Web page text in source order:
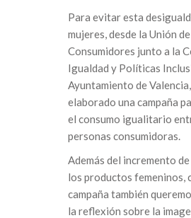
Para evitar esta
mujeres, desde la Unión de
Consumidores junto a la
Igualdad y Políticas
Ayuntamiento de
elaborado una campaña
el consumo igualitario
personas consumidoras.
Además del incremento
los productos femeninos,
campaña también
la reflexión sobre la